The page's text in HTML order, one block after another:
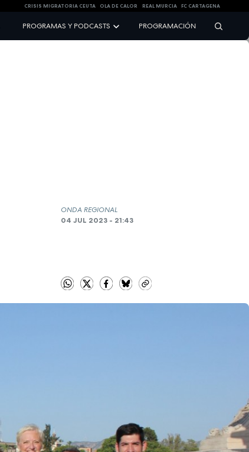
CRISIS MIGRATORIA CEUTA OLA DE CALOR REAL MURCIA FC CARTAGENA
PROGRAMAS Y PODCASTS PROGRAMACIÓN
ONDA REGIONAL
04 JUL 2023 - 21:43